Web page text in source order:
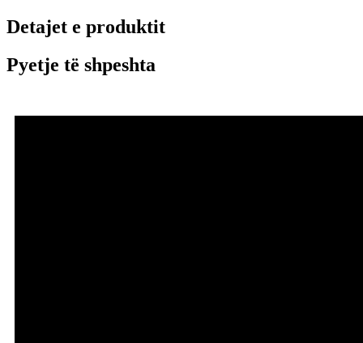
Detajet e produktit
Pyetje të shpeshta